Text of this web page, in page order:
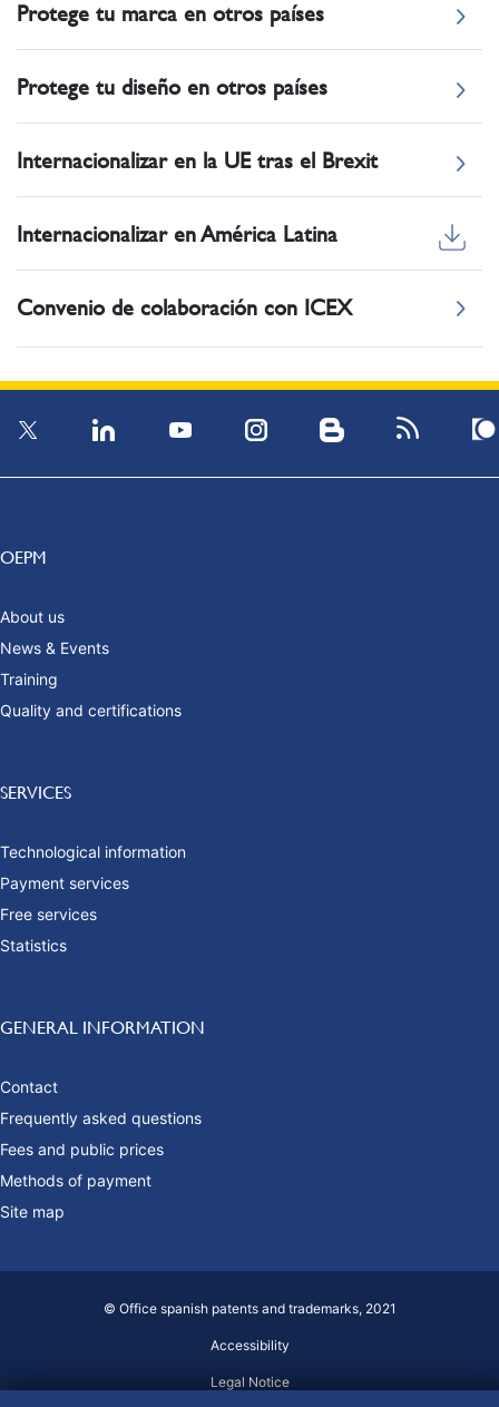
Protege tu marca en otros países
Protege tu diseño en otros países
Internacionalizar en la UE tras el Brexit
Internacionalizar en América Latina
Convenio de colaboración con ICEX
OEPM
About us
News & Events
Training
Quality and certifications
SERVICES
Technological information
Payment services
Free services
Statistics
GENERAL INFORMATION
Contact
Frequently asked questions
Fees and public prices
Methods of payment
Site map
© Office spanish patents and trademarks, 2021
Accessibility
Legal Notice